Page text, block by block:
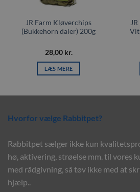
JR Farm Kløverchips
(Bukkehorn daler) 200g
28,00 kr.
LÆS MERE
Hvorfor vælge Rabbitpet?
Rabbitpet sælger ikke kun
hø, aktivering, strøelse mm. til vores
med rådgivning, så tøv ikke med at
hjælp..